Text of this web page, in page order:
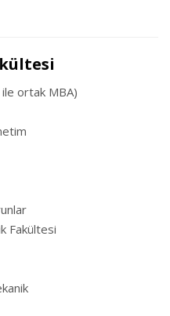
ortak MBA)
Fakültesi